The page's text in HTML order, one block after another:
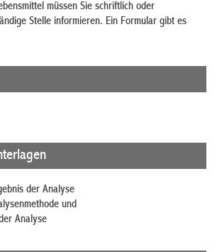
müssen Sie schriftlich oder
Stelle informieren. Ein Formular gibt es
der Analyse
und
Analyse